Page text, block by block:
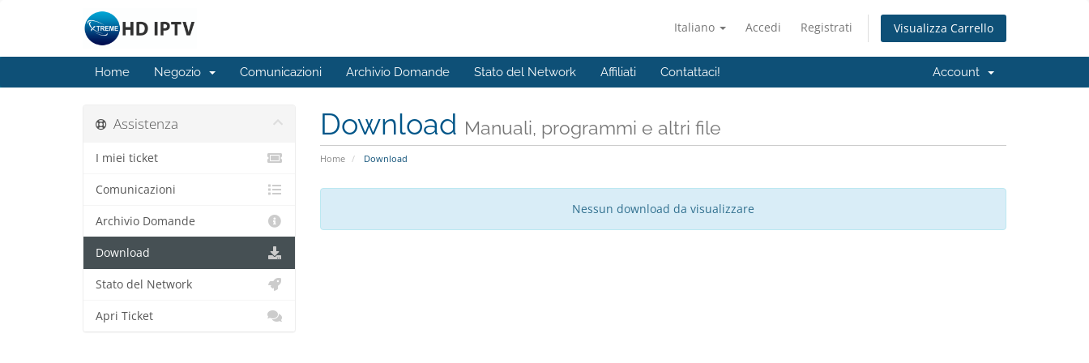
Italiano Accedi Registrati Visualizza Carrello
Home Negozio Comunicazioni Archivio Domande Stato del Network Affiliati Contattaci! Account
Download Manuali, programmi e altri file
Home Download
Nessun download da visualizzare
Assistenza
I miei ticket
Comunicazioni
Archivio Domande
Download
Stato del Network
Apri Ticket